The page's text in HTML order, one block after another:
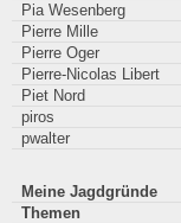
Pia Wesenberg
Pierre Mille
Pierre Oger
Pierre-Nicolas Libert
Piet Nord
piros
pwalter
Meine Jagdgründe
Themen